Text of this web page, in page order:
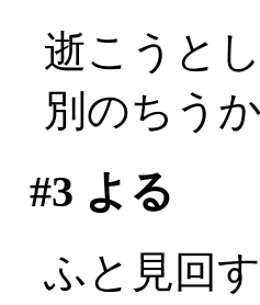
逝こうと
別のちう
#3 よる
ふと見回